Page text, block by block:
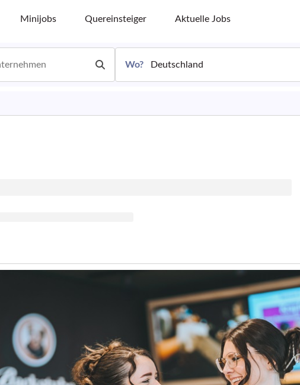
Minijobs Quereinsteiger Aktuelle Jobs
Wo?